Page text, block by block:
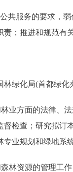
服务的要求，弱
责；推进和规范有
绿化局(首都绿化
方面的法律、法
督检查；研究拟订
专业规划和绿地系
资源的管理工作